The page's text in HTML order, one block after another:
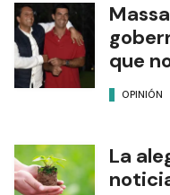
que
OPINIÓN
La